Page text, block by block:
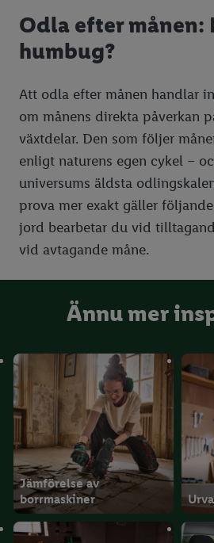
Odla efter månen:
humbug?
Att odla efter månen handlar
om månens direkta påverkan
växtdelar. Den som följer
enligt naturens egen cykel –
universums äldsta
prova mer exakt gäller
jord bearbetar du vid
vid avtagande måne.
Ännu mer
Jämförelse av
borrmaskiner